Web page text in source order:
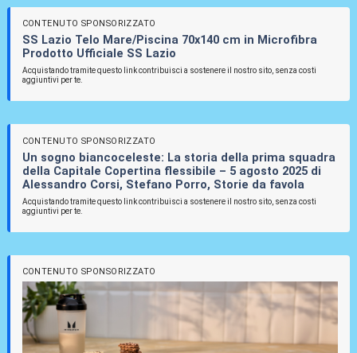
CONTENUTO SPONSORIZZATO
SS Lazio Telo Mare/Piscina 70x140 cm in Microfibra
Prodotto Ufficiale SS Lazio
Acquistando tramite questo link contribuisci a sostenere il nostro sito, senza costi
aggiuntivi per te.
CONTENUTO SPONSORIZZATO
Un sogno biancoceleste: La storia della prima squadra
della Capitale Copertina flessibile – 5 agosto 2025 di
Alessandro Corsi, Stefano Porro, Storie da favola
Acquistando tramite questo link contribuisci a sostenere il nostro sito, senza costi
aggiuntivi per te.
CONTENUTO SPONSORIZZATO